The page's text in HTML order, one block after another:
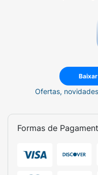
Contém
Contém Glicose :
Contém Frutose :
Contém
Ofertas,
Formas de